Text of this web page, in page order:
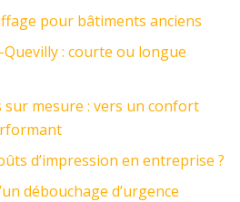
pour bâtiments anciens
: courte ou longue
mesure : vers un confort
d’impression en entreprise ?
débouchage d’urgence